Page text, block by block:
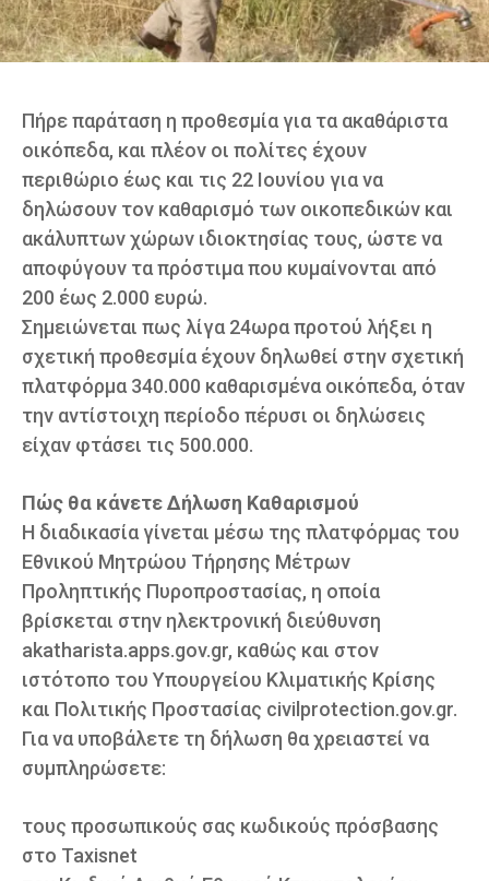
Πήρε παράταση η προθεσμία για τα ακαθάριστα
οικόπεδα, και πλέον οι πολίτες έχουν
περιθώριο έως και τις 22 Ιουνίου για να
δηλώσουν τον καθαρισμό των οικοπεδικών και
ακάλυπτων χώρων ιδιοκτησίας τους, ώστε να
αποφύγουν τα πρόστιμα που κυμαίνονται από
200 έως 2.000 ευρώ.
Σημειώνεται πως λίγα 24ωρα προτού λήξει η
σχετική προθεσμία έχουν δηλωθεί στην σχετική
πλατφόρμα 340.000 καθαρισμένα οικόπεδα, όταν
την αντίστοιχη περίοδο πέρυσι οι δηλώσεις
είχαν φτάσει τις 500.000.
Πώς θα κάνετε Δήλωση Καθαρισμού
Η διαδικασία γίνεται μέσω της πλατφόρμας του
Εθνικού Μητρώου Τήρησης Μέτρων
Προληπτικής Πυροπροστασίας, η οποία
βρίσκεται στην ηλεκτρονική διεύθυνση
akatharista.apps.gov.gr, καθώς και στον
ιστότοπο του Υπουργείου Κλιματικής Κρίσης
και Πολιτικής Προστασίας civilprotection.gov.gr.
Για να υποβάλετε τη δήλωση θα χρειαστεί να
συμπληρώσετε:
τους προσωπικούς σας κωδικούς πρόσβασης
στο Taxisnet